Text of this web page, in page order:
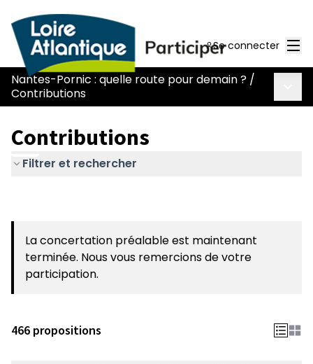
Se connecter
Nantes-Pornic : quelle route pour demain ? /
Contributions
Contributions
Filtrer et rechercher
La concertation préalable est maintenant
terminée. Nous vous remercions de votre
participation.
466 propositions